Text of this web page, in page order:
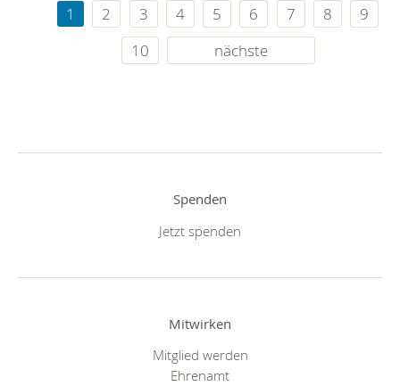
1 2 3 4 5 6 7 8
9
10
nächste
Spenden
Jetzt spenden
Mitwirken
Mitglied werden
Ehrenamt